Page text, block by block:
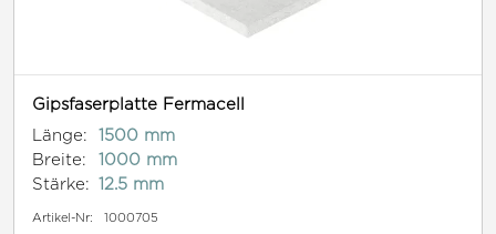
Gipsfaserplatte Fermacell
Länge:
1500 mm
Breite:
1000 mm
Stärke: 12.5 mm
Artikel-Nr: 1000705